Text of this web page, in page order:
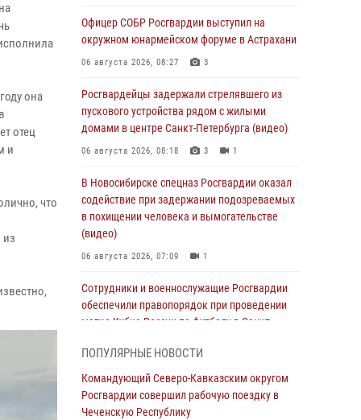
она
отец
и
что
из
Офицер СОБР Росгвардии выступил на
окружном юнармейском форуме в Астрахани
06 августа 2026, 08:27 3
Росгвардейцы задержали стрелявшего из
пускового устройства рядом с жилыми
домами в центре Санкт-Петербурга (видео)
06 августа 2026, 08:18 3 1
В Новосибирске спецназ Росгвардии оказал
содействие при задержании подозреваемых
в похищении человека и вымогательстве
(видео)
06 августа 2026, 07:09 1
Сотрудники и военнослужащие Росгвардии
обеспечили правопорядок при проведении
матча Кубка России по футболу в Санкт-
В Грозном военнослужащие Росгвардии
присоединились к всероссийской донорской
ПОПУЛЯРНЫЕ НОВОСТИ
Командующий Северо-Кавказским округом
Росгвардии совершил рабочую поездку в
Чеченскую Республику